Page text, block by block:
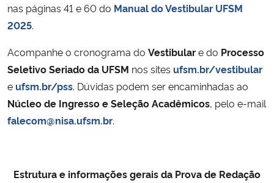
Planalto
nas páginas 41 e 60 do Manual do Vestibular UFSM
2025.
Acompanhe o cronograma do Vestibulare do Processo
Seletivo Seriado da UFSM nos sites ufsm.br/vestibular
e ufsm.br/pss. Dúvidas podem ser encaminhadas ao
Núcleo de Ingresso e Seleção Acadêmicos, pelo e-mail
falecom@nisa.ufsm.br.
Estrutura e informações gerais da Prova de Redação